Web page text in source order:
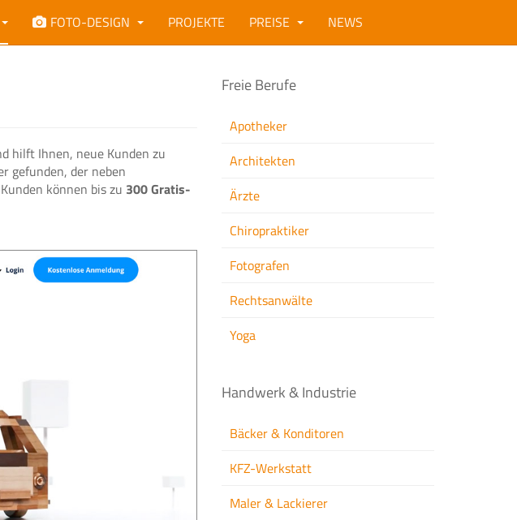
FOTO-DESIGN PROJEKTE PREISE NEWS
hilft Ihnen, neue Kunden zu
gefunden, der neben
können bis zu 300 Gratis-
Freie Berufe
Apotheker
Architekten
Ärzte
Chiropraktiker
Fotografen
Rechtsanwälte
Yoga
Handwerk & Industrie
Bäcker & Konditoren
KFZ-Werkstatt
Maler & Lackierer